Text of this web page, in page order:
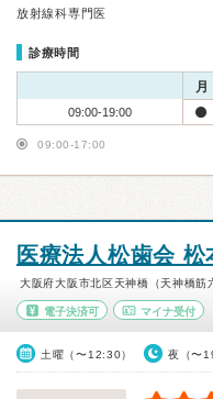
放射線科専門医
診療時間
月
09:00-19:00
09:00-17:00
医療法人松歯会
大阪府大阪市北区天神橋（天神橋筋
電子決済可 マイナ受付
土曜（〜12:30） 夜（〜